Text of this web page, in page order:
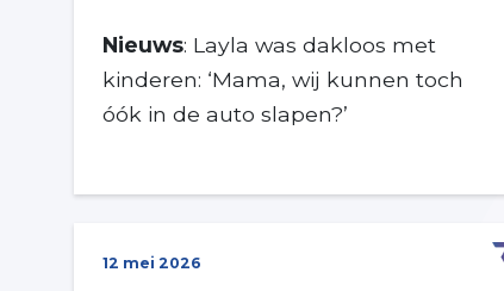
Nieuws: Layla was dakloos met
kinderen: ‘Mama, wij kunnen toch
óók in de auto slapen?’
12 mei 2026